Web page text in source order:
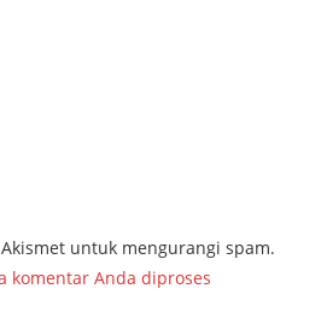
untuk mengurangi spam.
komentar Anda diproses